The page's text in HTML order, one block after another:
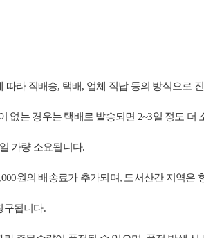
따라 직배송, 택배, 업체 직납 등의 방식으로
없는 경우는 택배로 발송되면 2~3일 정도 더
가량 소요됩니다.
원의 배송료가 추가되며, 도서산간 지역은
구됩니다.